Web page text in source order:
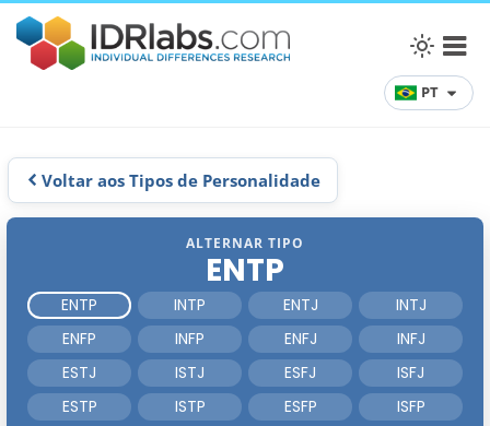
PT
Voltar aos Tipos de Personalidade
ALTERNAR TIPO
ENTP
ENTP INTP ENTJ
INTJ
ENFP
INFP ENFJ
INFJ
ESTJ
ISTJ ESFJ
ISFJ
ESTP
ISTP ESFP ISFP